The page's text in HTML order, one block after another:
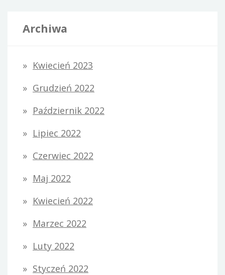
Archiwa
Kwiecień 2023
Grudzień 2022
Październik 2022
Lipiec 2022
Czerwiec 2022
Maj 2022
Kwiecień 2022
Marzec 2022
Luty 2022
Styczeń 2022